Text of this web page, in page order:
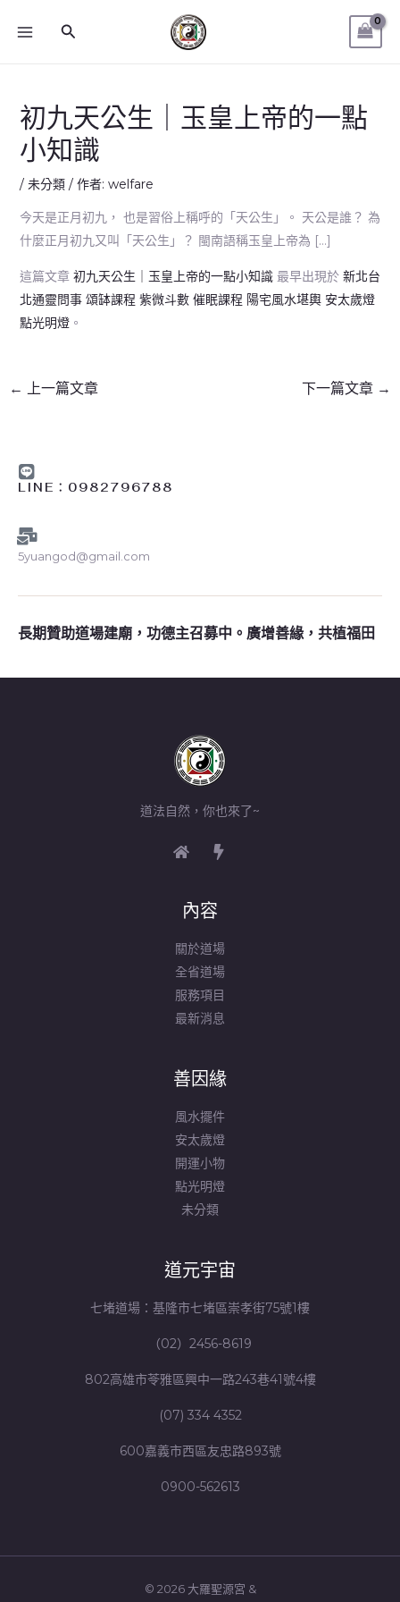
搜
初九天公生｜玉皇上帝的一點
小知識
/ 未分類/ 作者: welfare
今天是正月初九， 也是習俗上稱呼的「天公生」。 天公是誰？ 為
什麼正月初九又叫「天公生」？ 閩南語稱玉皇上帝為 […]
這篇文章 初九天公生｜玉皇上帝的一點小知識最早出現於 新北台
北通靈問事 頌缽課程 紫微斗數 催眠課程 陽宅風水堪輿 安太歲燈
點光明燈。
← 上一篇文章 下一篇文章 →
LINE︰0982796788
5yuangod@gmail.com
長期贊助道場建廟，功德主召募中。廣增善緣，共植福田
道法自然，你也來了~
內容
關於道場
全省道場
服務項目
最新消息
善因緣
風水擺件
安太歲燈
開運小物
點光明燈
未分類
道元宇宙
七堵道場：基隆市七堵區崇孝街75號1樓
（02）2456-8619
802高雄市苓雅區興中一路243巷41號4樓
(07) 334 4352
600嘉義市西區友忠路893號
0900-562613
© 2026 大羅聖源宮 &